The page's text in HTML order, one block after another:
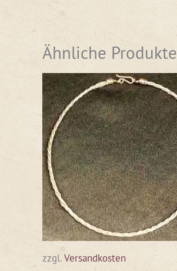
Ähnliche Produkte
zzgl.Versandkosten